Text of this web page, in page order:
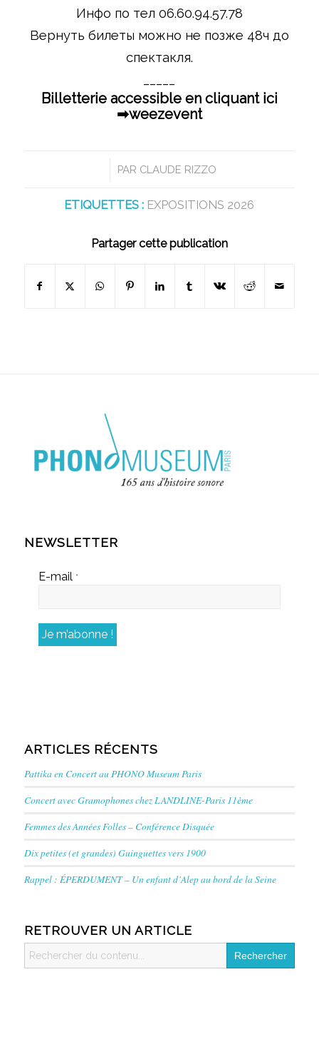
Инфо по тел 06.60.94.57.78
Вернуть билеты можно не позже 48ч до
спектакля.
Billetterie accessible en cliquant ici
➡weezevent
PAR CLAUDE RIZZO
ETIQUETTES : EXPOSITIONS 2026
Partager cette publication
NEWSLETTER
E-mail *
ARTICLES RÉCENTS
Pattika en Concert au PHONO Museum Paris
Concert avec Gramophones chez LANDLINE-Paris 11ème
Femmes des Années Folles – Conférence Disquée
Dix petites (et grandes) Guinguettes vers 1900
Rappel : ÉPERDUMENT – Un enfant d’Alep au bord de la Seine
RETROUVER UN ARTICLE
Search
for: